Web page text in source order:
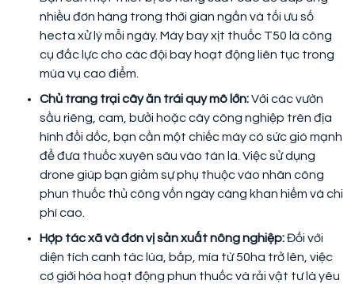
nhiều đơn hàng trong thời gian ngắn và tối ưu số
hecta xử lý mỗi ngày. Máy bay xịt thuốc T50 là công
cụ đắc lực cho các đội bay hoạt động liên tục trong
mùa vụ cao điểm.
Chủ trang trại cây ăn trái quy mô lớn:Với các vườn
sầu riêng, cam, bưởi hoặc cây công nghiệp trên địa
hình đồi dốc, bạn cần một chiếc máy có sức gió mạnh
để đưa thuốc xuyên sâu vào tán lá. Việc sử dụng
drone giúp bạn giảm sự phụ thuộc vào nhân công
phun thuốc thủ công vốn ngày càng khan hiếm và chi
phí cao.
Hợp tác xã và đơn vị sản xuất nông nghiệp:Đối với
diện tích canh tác lúa, bắp, mía từ 50ha trở lên, việc
cơ giới hóa hoạt động phun thuốc và rải vật tư là yêu